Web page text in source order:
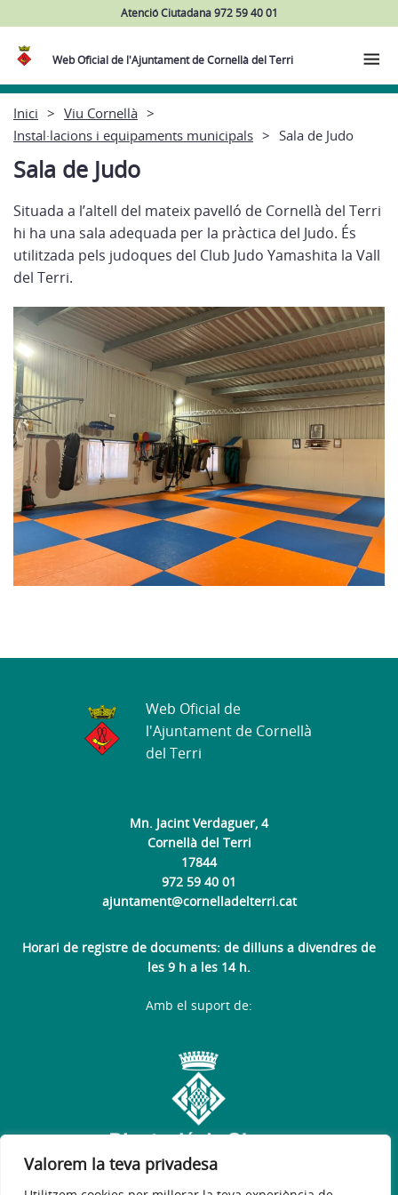
Valorem la teva privadesa
Atenció Ciutadana 972 59 40 01
Web Oficial de l'Ajuntament de Cornellà del Terri
Inici
Viu Cornellà
Instal·lacions i equipaments municipals
Sala de Judo
Sala de Judo
Situada a l’altell del mateix pavelló de Cornellà del Terri
hi ha una sala adequada per la pràctica del Judo. És
utilitzada pels judoques del Club Judo Yamashita la Vall
del Terri.
Mn. Jacint Verdaguer, 4
Cornellà del Terri
17844
972 59 40 01
ajuntament@cornelladelterri.cat
Horari de registre de documents: de dilluns a divendres de
les 9 h a les 14 h.
Web Oficial de
l'Ajuntament de Cornellà
del Terri
Amb el suport de: